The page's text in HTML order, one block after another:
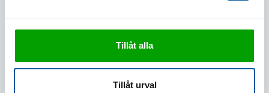
Tillåt alla
Tillåt urval
intensivt lufta och på så sätt frigöra radongasen från vattnet, den
hälsofarliga gasen leds sedan ut från byggnaden. Reningen sker helt
finfördelas vattnet och exponeras för luft detta möjliggör att